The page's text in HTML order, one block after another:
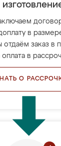
в
отдаём заказ в
в
О